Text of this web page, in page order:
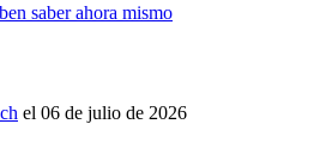
saber ahora mismo
el 06 de julio de 2026